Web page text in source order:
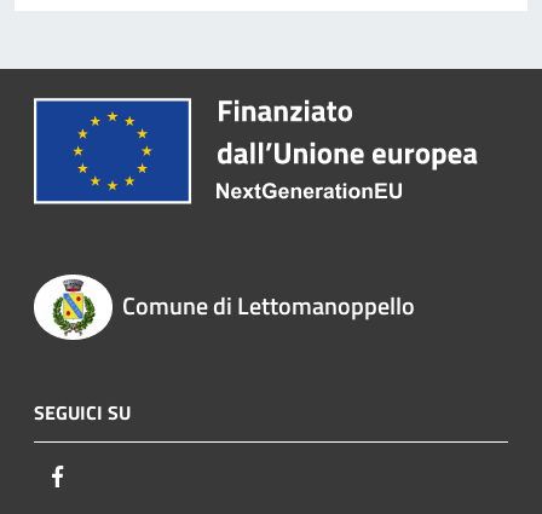
Comune di Lettomanoppello
SEGUICI SU